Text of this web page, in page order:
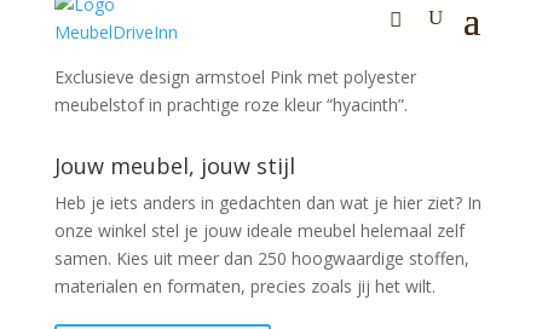
€189,00
Exclusieve design armstoel Pink met polyester
meubelstof in prachtige roze kleur “hyacinth”.
Jouw meubel, jouw stijl
Heb je iets anders in gedachten dan wat je hier ziet? In
onze winkel stel je jouw ideale meubel helemaal zelf
samen. Kies uit meer dan 250 hoogwaardige stoffen,
materialen en formaten, precies zoals jij het wilt.